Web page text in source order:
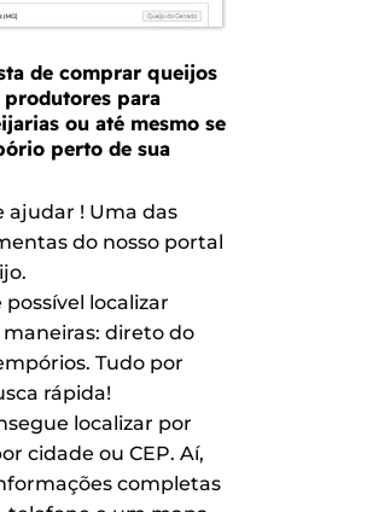
de comprar queijos
para
ou até mesmo se
perto de sua
ajudar ! Uma das
do nosso portal
localizar
direto do
Tudo por
rápida!
localizar por
cidade ou CEP. Aí,
completas